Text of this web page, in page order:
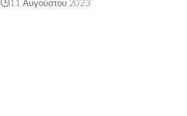
11 Αυγούστου 2023